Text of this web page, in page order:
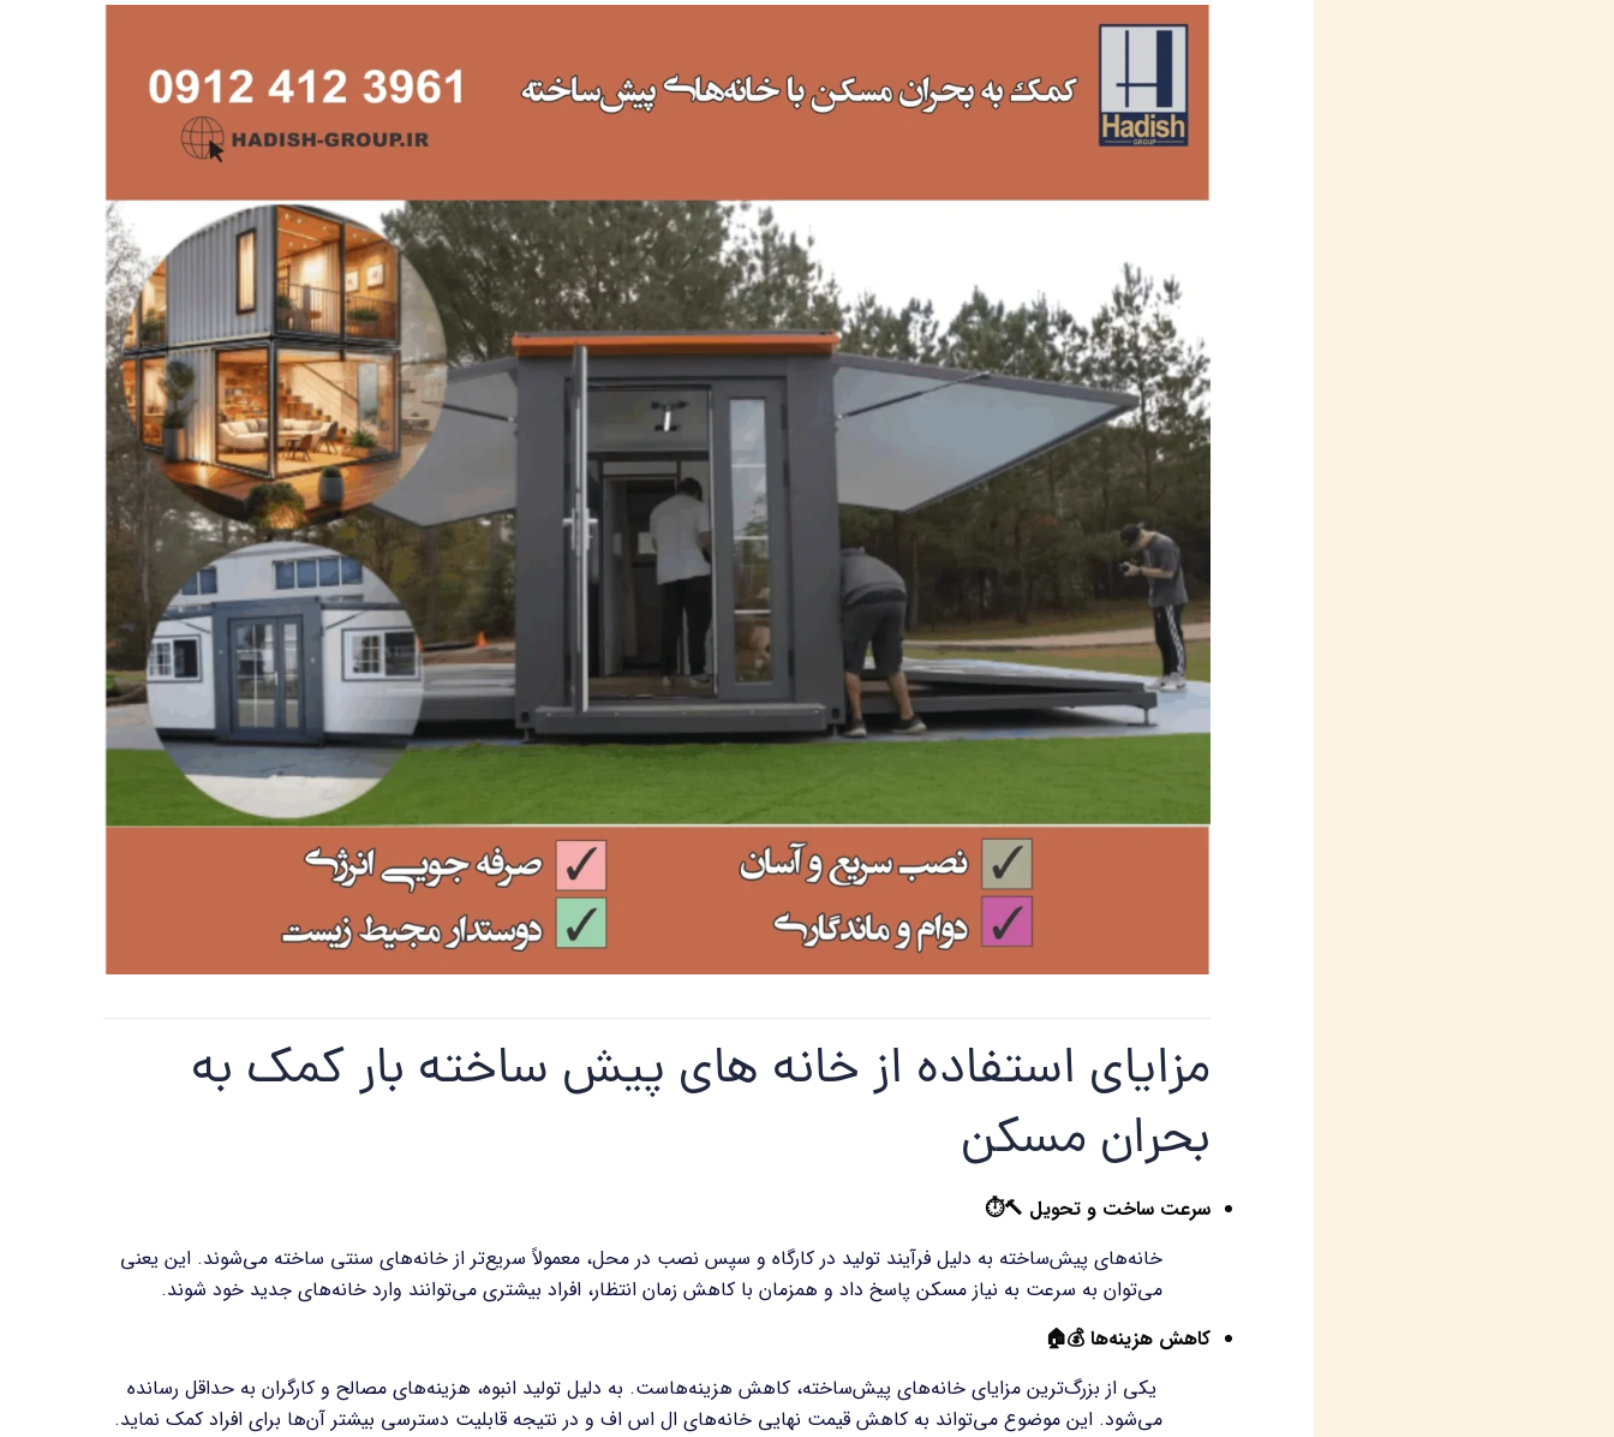
مزایای استفاده از خانه های پیش ساخته بار کمک به
بحران مسکن
سرعت ساخت و تحویل 🔨
⏱️
خانه‌های پیش‌ساخته به دلیل فرآیند تولید در کارگاه و سپس نصب در محل، معمولاً سریع‌تر از خانه‌های سنتی ساخته می‌شوند. این یعنی
می‌توان به سرعت به نیاز مسکن پاسخ داد و همزمان با کاهش زمان انتظار، افراد بیشتری می‌توانند وارد خانه‌های جدید خود شوند.
کاهش هزینه‌ها 💰🏠
یکی از بزرگ‌ترین مزایای خانه‌های پیش‌ساخته، کاهش هزینه‌هاست. به دلیل تولید انبوه، هزینه‌های مصالح و کارگران به حداقل رسانده
می‌شود. این موضوع می‌تواند به کاهش قیمت نهایی خانه‌های ال اس اف و در نتیجه قابلیت دسترسی بیشتر آن‌ها برای افراد کمک نماید.